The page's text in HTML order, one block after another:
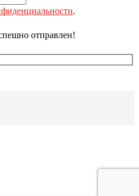
.
отправлен!